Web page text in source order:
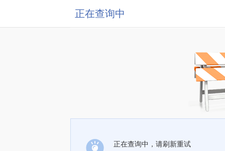
正在查询中
正在查询中，请刷新重试